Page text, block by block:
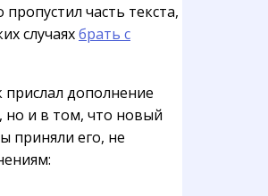
часть текста,
случаяхбрать с
прислал дополнение
но и в том, что новый
приняли его, не